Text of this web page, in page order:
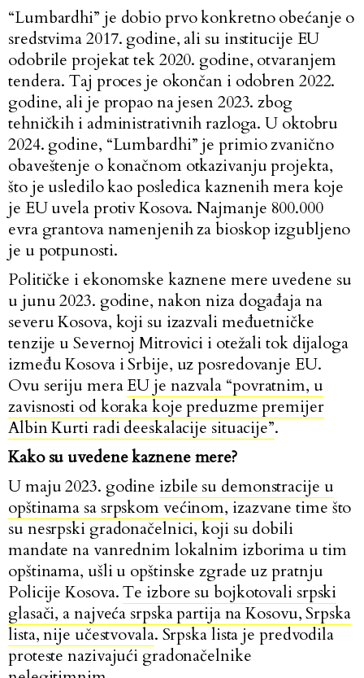
“Lumbardhi” je dobio prvo konkretno obećanje o
sredstvima 2017. godine, ali su institucije EU
odobrile projekat tek 2020. godine, otvaranjem
tendera. Taj proces je okončan i odobren 2022.
godine, ali je propao na jesen 2023. zbog
tehničkih i administrativnih razloga. U oktobru
2024. godine, “Lumbardhi” je primio zvanično
obaveštenje o konačnom otkazivanju projekta,
što je usledilo kao posledica kaznenih mera koje
je EU uvela protiv Kosova. Najmanje 800.000
evra grantova namenjenih za bioskop izgubljeno
je u potpunosti.
Političke i ekonomske kaznene mere uvedene su
u junu 2023. godine, nakon niza događaja na
severu Kosova, koji su izazvali međuetničke
tenzije u Severnoj Mitrovici i otežali tok dijaloga
između Kosova i Srbije, uz posredovanje EU.
Ovu seriju meraEU je nazvala “povratnim, u
zavisnosti od koraka koje preduzme premijer
Albin Kurti radi deeskalacije situacije”.
Kako su uvedene kaznene mere?
U maju 2023. godine izbile su demonstracije u
opštinama sa srpskom većinom, izazvane time što
su nesrpski gradonačelnici, koji su dobili
mandate na vanrednim lokalnim izborima u tim
opštinama, ušli u opštinske zgrade uz pratnju
Policije Kosova.Te izbore su bojkotovali srpski
glasači, a najveća srpska partija na Kosovu, Srpska
lista, nije učestvovala. Srpska lista je predvodila
proteste nazivajući gradonačelnike